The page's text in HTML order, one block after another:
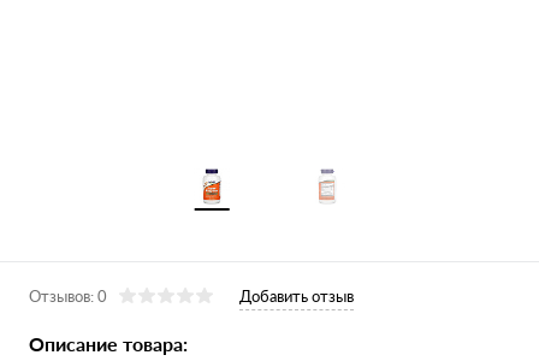
Отзывов: 0 Добавить отзыв
Описание товара: